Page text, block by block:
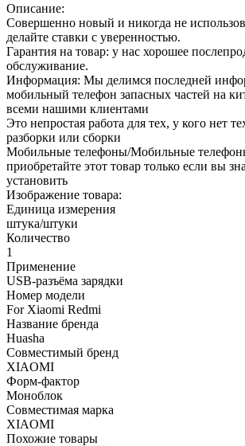
Описание:
Совершенно новый и никогда не
делайте ставки с уверенностью.
Гарантия на товар: у нас хорошее
обслуживание.
Информация: Мы делимся последней
мобильный телефон запасных частей на
всеми нашими клиентами
Это непростая работа для тех, у кого нет
разборки или сборки
Мобильные телефоны/Мобильные
приобретайте этот товар только если вы
установить
Изображение товара:
Единица измерения
штука/штуки
Количество
1
Применение
USB-разъёма зарядки
Номер модели
For Xiaomi Redmi
Название бренда
Huasha
Совместимый бренд
XIAOMI
Форм-фактор
Моноблок
Совместимая марка
XIAOMI
Похожие товары